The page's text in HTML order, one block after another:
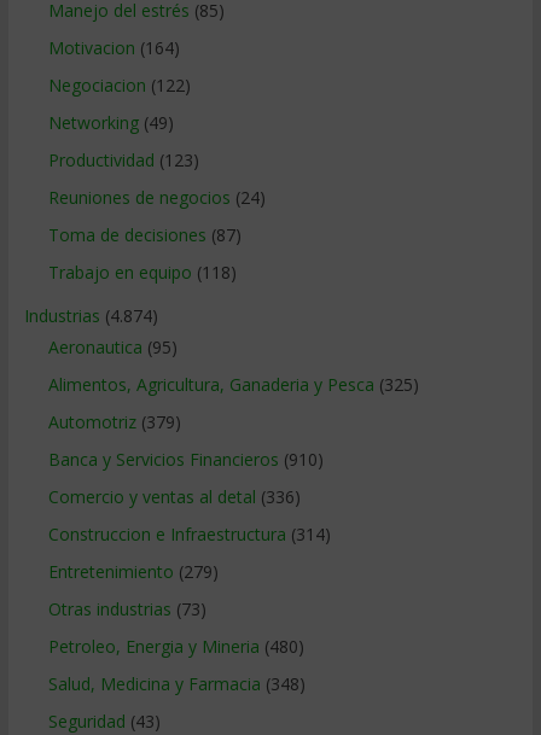
Manejo del estrés (85)
Motivacion (164)
Negociacion (122)
Networking(49)
Productividad (123)
Reuniones de negocios (24)
Toma de decisiones (87)
Trabajo en equipo (118)
Industrias (4.874)
Aeronautica (95)
Alimentos, Agricultura, Ganaderia y Pesca (325)
Automotriz(379)
Banca y Servicios Financieros (910)
Comercio y ventas al detal (336)
Construccion e Infraestructura (314)
Entretenimiento (279)
Otras industrias (73)
Petroleo, Energia y Mineria (480)
Salud, Medicina y Farmacia (348)
Seguridad (43)